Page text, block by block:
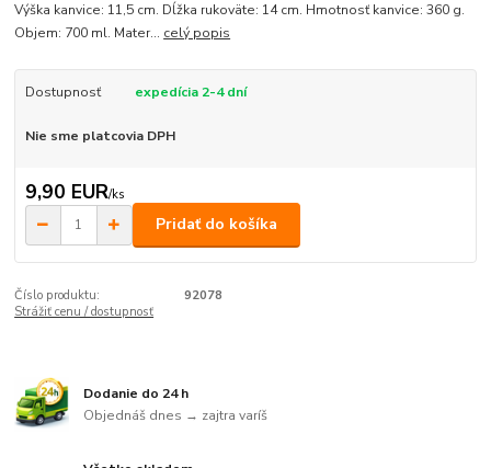
Výška kanvice: 11,5 cm. Dĺžka rukoväte: 14 cm. Hmotnosť kanvice: 360 g.
Objem: 700 ml. Mater... celý popis
Dostupnosť expedícia 2-4 dní
Nie sme platcovia DPH
9,90 EUR/ks
Pridať do košíka
Číslo produktu:
92078
Strážiť cenu / dostupnosť
Dodanie do 24 h
Objednáš dnes → zajtra varíš